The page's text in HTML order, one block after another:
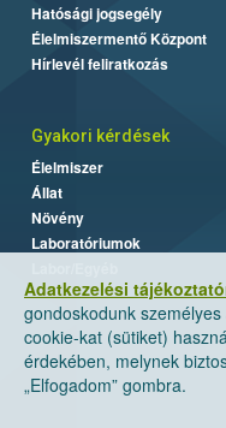
Adatkezelési
gondoskodunk
cookie-kat (sütiket)
érdekében, melynek
„Elfogadom” gombra.
Hatósági jogsegély
Élelmiszermentő Központ
Hírlevél feliratkozás
Gyakori kérdések
Élelmiszer
Állat
Növény
Laboratóriumok